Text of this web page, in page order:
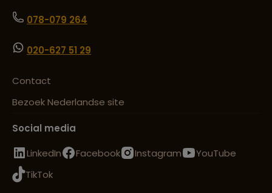
078-079 264
020-627 51 29
Contact
Bezoek Nederlandse site
Social media
LinkedIn
Facebook Instagram
YouTube
TikTok